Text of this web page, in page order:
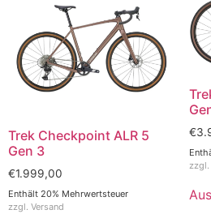
Trek Checkpoint ALR 5
Gen 3
€1.999,00
Enthält 20% Mehrwertsteuer
zzgl. Versand
€
zzgl.